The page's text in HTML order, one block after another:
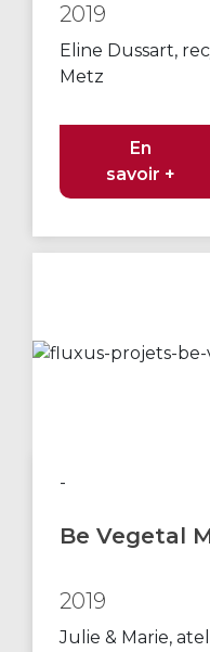
2019
Eline Dussart,
Metz
En
savoir +
-
Be Vegetal
2019
Julie & Marie,